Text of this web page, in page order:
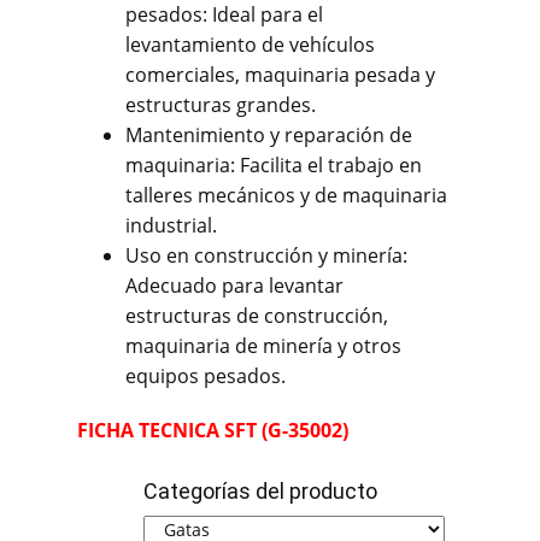
pesados: Ideal para el
levantamiento de vehículos
comerciales, maquinaria pesada y
estructuras grandes.
Mantenimiento y reparación de
maquinaria: Facilita el trabajo en
talleres mecánicos y de maquinaria
industrial.
Uso en construcción y minería:
Adecuado para levantar
estructuras de construcción,
maquinaria de minería y otros
equipos pesados.
FICHA TECNICASFT (G-35002)
Categorías del producto